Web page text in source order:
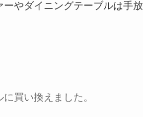
やダイニングテーブルは手放
買い換えました。